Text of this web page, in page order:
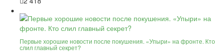
Первые хорошие новости после покушения. «Упыри» на фронте. Кто
слил главный секрет?